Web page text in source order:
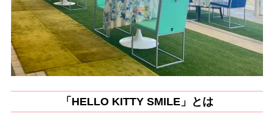
「HELLO KITTY SMILE」とは